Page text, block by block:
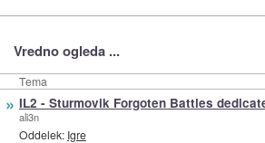
Vredno ogleda ...
Tema
» IL2 - Sturmovik Forgoten Battles
ali3n
Oddelek: Igre